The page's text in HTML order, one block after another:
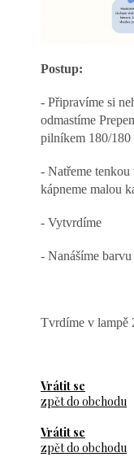
Postup:
- Připravíme si
odmastíme
pilníkem 180/180
- Natřeme
kápneme malou
- Vytvrdíme
- Nanášíme barvu
Tvrdíme v lampě
Vrátit se
zpět do obchodu
Vrátit se
zpět do obchodu